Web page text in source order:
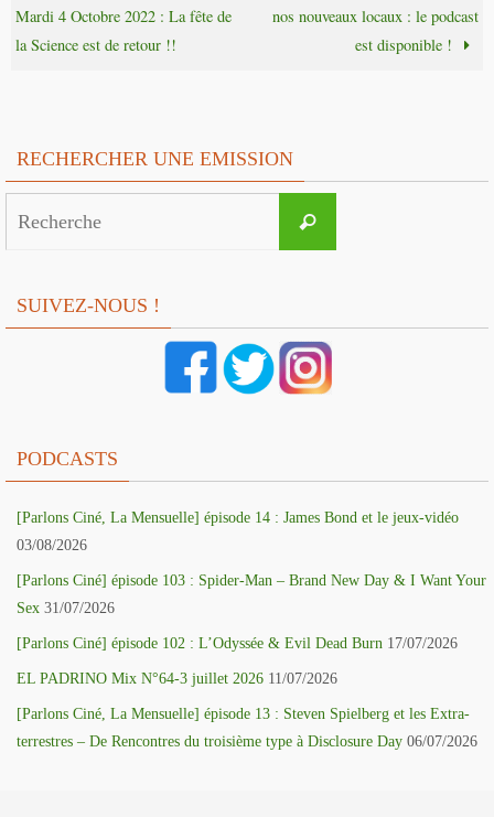
Mardi 4 Octobre 2022 : La fête de
la Science est de retour !!
nos nouveaux locaux : le podcast
est disponible !
RECHERCHER UNE EMISSION
Recherche
SUIVEZ-NOUS !
PODCASTS
[Parlons Ciné, La Mensuelle] épisode 14 : James Bond et le jeux-vidéo
03/08/2026
[Parlons Ciné] épisode 103 : Spider-Man – Brand New Day & I Want Your
Sex 31/07/2026
[Parlons Ciné] épisode 102 : L’Odyssée & Evil Dead Burn 17/07/2026
EL PADRINO Mix N°64-3 juillet 2026 11/07/2026
[Parlons Ciné, La Mensuelle] épisode 13 : Steven Spielberg et les Extra-
terrestres – De Rencontres du troisième type à Disclosure Day 06/07/2026